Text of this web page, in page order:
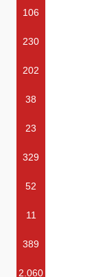
106
230
202
38
23
329
52
11
389
2.060